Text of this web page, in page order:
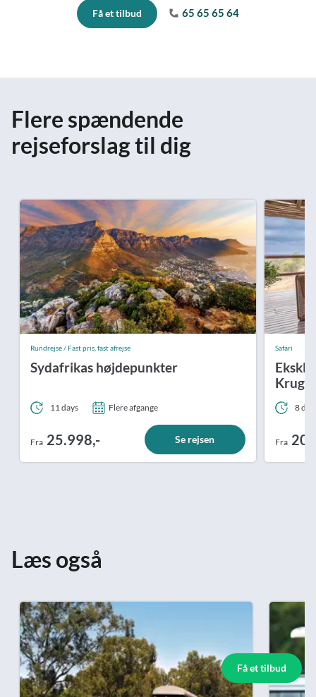
Få et tilbud
Få et tilbud 65 65 65 64
Flere spændende
rejseforslag til dig
Rundrejse / Fast pris, fast afrejse
Sydafrikas højdepunkter
11 days Flere afgange
Fra 25.998,- Se rejsen
Safari
8
Fra
Læs også